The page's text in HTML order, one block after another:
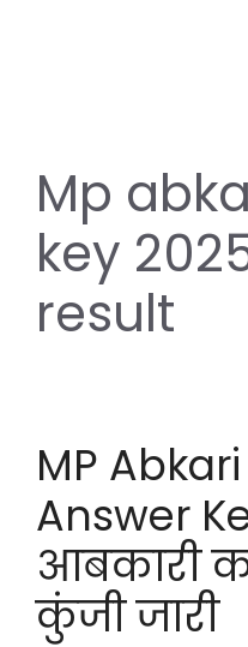
Mp
key
result
MP
Answer
आबकारी
कुंजी जारी